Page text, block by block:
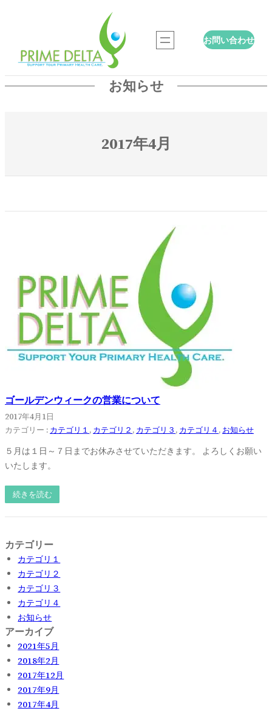
ッ
お問い合わせ
お知らせ
2017年4月
ゴールデンウィークの営業について
2017年4月1日
カテゴリー : カテゴリ１ , カテゴリ２ , カテゴリ３ , カテゴリ４ , お知らせ
５月は１日～７日までお休みさせていただきます。 よろしくお願い
いたします。
続きを読む
カテゴリー
カテゴリ１
カテゴリ２
カテゴリ３
カテゴリ４
お知らせ
アーカイブ
2021年5月
2018年2月
2017年12月
2017年9月
2017年4月